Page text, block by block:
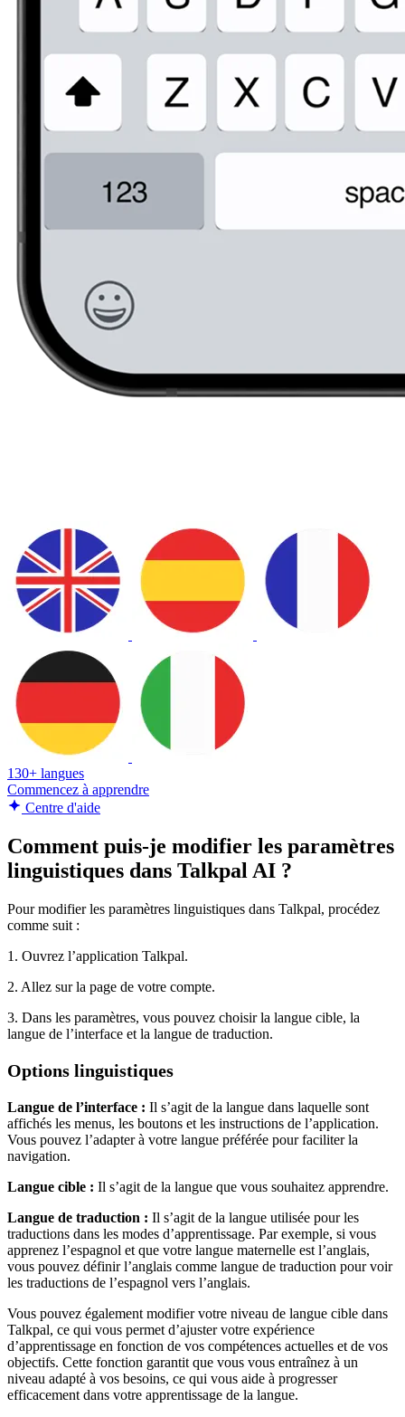
130+ langues
Commencez à apprendre
Centre d'aide
Comment puis-je modifier les paramètres
linguistiques dans Talkpal AI ?
Pour modifier les paramètres linguistiques dans Talkpal, procédez
comme suit :
1. Ouvrez l’application Talkpal.
2. Allez sur la page de votre compte.
3. Dans les paramètres, vous pouvez choisir la langue cible, la
langue de l’interface et la langue de traduction.
Options linguistiques
Langue de l’interface : Il s’agit de la langue dans laquelle sont
affichés les menus, les boutons et les instructions de l’application.
Vous pouvez l’adapter à votre langue préférée pour faciliter la
navigation.
Langue cible : Il s’agit de la langue que vous souhaitez apprendre.
Langue de traduction : Il s’agit de la langue utilisée pour les
traductions dans les modes d’apprentissage. Par exemple, si vous
apprenez l’espagnol et que votre langue maternelle est l’anglais,
vous pouvez définir l’anglais comme langue de traduction pour voir
les traductions de l’espagnol vers l’anglais.
Vous pouvez également modifier votre niveau de langue cible dans
Talkpal, ce qui vous permet d’ajuster votre expérience
d’apprentissage en fonction de vos compétences actuelles et de vos
objectifs. Cette fonction garantit que vous vous entraînez à un
niveau adapté à vos besoins, ce qui vous aide à progresser
efficacement dans votre apprentissage de la langue.